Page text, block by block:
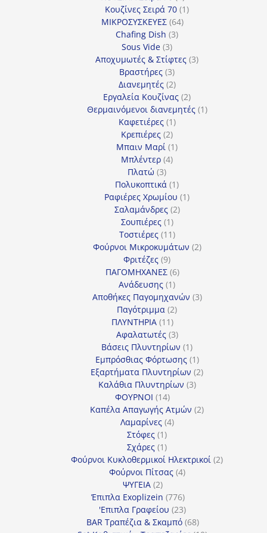
προϊόντα
Κουζίνες Σειρά 70 11
ΜΙΚΡΟΣΥΣΚΕΥΕΣ 6464
Chafing Dish 33
Sous Vide 33
προϊόντα
Αποχυμωτές & Στίφτες 33
Βραστήρες 33
προϊόντα
Διανεμητές 22
προϊόντα
Εργαλεία Κουζίνας 22
προϊόντα
Θερμαινόμενοι διανεμητές 11
Καφετιέρες 11
προϊόν
Κρεπιέρες 22
προϊόντα
Μπαιν Μαρί 11
Μπλέντερ 44
Πλατώ 33
προϊόντα
Πολυκοπτικά 11
προϊόν
Ραφιέρες Χρωμίου 11
Σαλαμάνδρες 22
Σουπιέρες 11
προϊόν
Τοστιέρες 1111
προϊόντα
Φούρνοι Μικροκυμάτων 22
Φριτέζες 99
προϊόντα
ΠΑΓΟΜΗΧΑΝΕΣ 66
Ανάδευσης 11
προϊόν
Αποθήκες Παγομηχανών 33
Παγότριμμα 22
ΠΛΥΝΤΗΡΙΑ 1111
προϊόντα
Αφαλατωτές 33
προϊόντα
Βάσεις Πλυντηρίων 11
προϊόν
Εμπρόσθιας Φόρτωσης 11
προϊόν
Εξαρτήματα Πλυντηρίων 22
Καλάθια Πλυντηρίων 33
ΦΟΥΡΝΟΙ 1414
προϊόντα
Καπέλα Απαγωγής Ατμών 22
Λαμαρίνες 44
Στόφες 11
προϊόν
Σχάρες 11
προϊόν
Φούρνοι Κυκλοθερμικοί Ηλεκτρικοί 22
Φούρνοι Πίτσας 44
ΨΥΓΕΙΑ 22
προϊόντα
Έπιπλα Exoplizein 776776
προϊόντα
'Επιπλα Γραφείου 2323
προϊόντα
BAR Τραπέζια & Σκαμπό 6868